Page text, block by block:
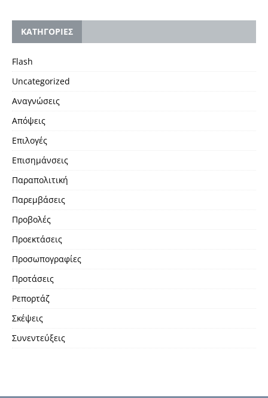
KΑΤΗΓΟΡΙΕΣ
Flash
Uncategorized
Αναγνώσεις
Απόψεις
Επιλογές
Επισημάνσεις
Παραπολιτική
Παρεμβάσεις
Προβολές
Προεκτάσεις
Προσωπογραφίες
Προτάσεις
Ρεπορτάζ
Σκέψεις
Συνεντεύξεις